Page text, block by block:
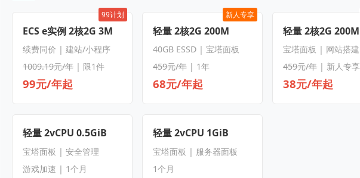
99计划
ECS e实例 2核2G 3M
续费同价 | 建站/小程序
1009.19元/年| 限1件
99元/年起
新人专享
轻量 2核2G 200M
40GB ESSD | 宝塔面板
459元/年 | 1年
68元/年起
轻量 2核2G 200M
宝塔面板 | 网站搭建
459元/年| 新人专享
38元/年起
轻量 2vCPU 0.5GiB
宝塔面板 | 安全管理
游戏加速 | 1个月
轻量 2vCPU 1GiB
宝塔面板 | 服务器面板
1个月